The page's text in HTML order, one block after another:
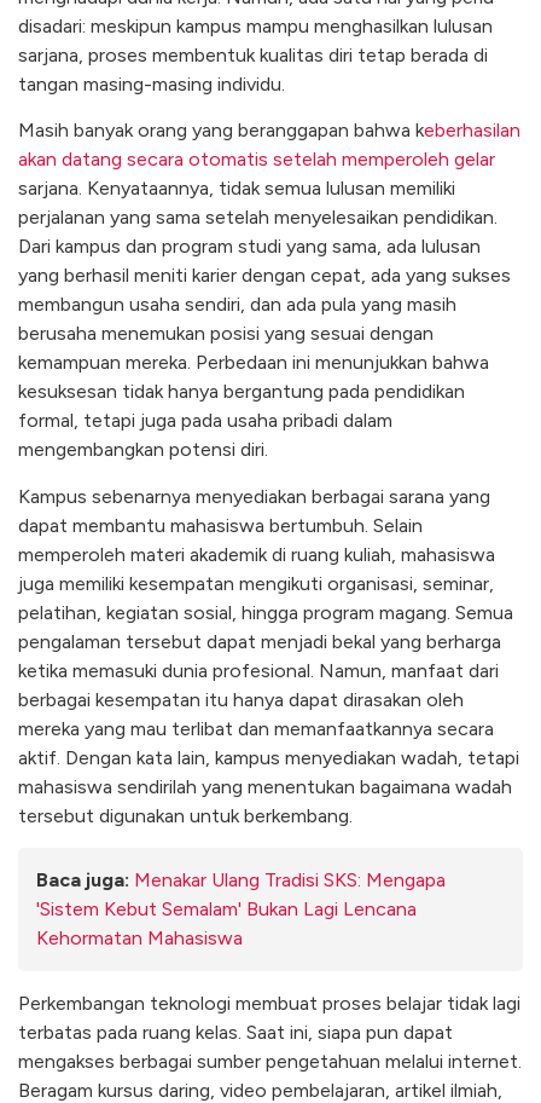
disadari: meskipun kampus mampu menghasilkan lulusan
sarjana, proses membentuk kualitas diri tetap berada di
tangan masing-masing individu.
Masih banyak orang yang beranggapan bahwa keberhasilan
akan datang secara otomatis setelah memperoleh gelar
sarjana. Kenyataannya, tidak semua lulusan memiliki
perjalanan yang sama setelah menyelesaikan pendidikan.
Dari kampus dan program studi yang sama, ada lulusan
yang berhasil meniti karier dengan cepat, ada yang sukses
membangun usaha sendiri, dan ada pula yang masih
berusaha menemukan posisi yang sesuai dengan
kemampuan mereka. Perbedaan ini menunjukkan bahwa
kesuksesan tidak hanya bergantung pada pendidikan
formal, tetapi juga pada usaha pribadi dalam
mengembangkan potensi diri.
Kampus sebenarnya menyediakan berbagai sarana yang
dapat membantu mahasiswa bertumbuh. Selain
memperoleh materi akademik di ruang kuliah, mahasiswa
juga memiliki kesempatan mengikuti organisasi, seminar,
pelatihan, kegiatan sosial, hingga program magang. Semua
pengalaman tersebut dapat menjadi bekal yang berharga
ketika memasuki dunia profesional. Namun, manfaat dari
berbagai kesempatan itu hanya dapat dirasakan oleh
mereka yang mau terlibat dan memanfaatkannya secara
aktif. Dengan kata lain, kampus menyediakan wadah, tetapi
mahasiswa sendirilah yang menentukan bagaimana wadah
tersebut digunakan untuk berkembang.
Baca juga: Menakar Ulang Tradisi SKS: Mengapa
'Sistem Kebut Semalam' Bukan Lagi Lencana
Kehormatan Mahasiswa
Perkembangan teknologi membuat proses belajar tidak lagi
terbatas pada ruang kelas. Saat ini, siapa pun dapat
mengakses berbagai sumber pengetahuan melalui internet.
Beragam kursus daring, video pembelajaran, artikel ilmiah,